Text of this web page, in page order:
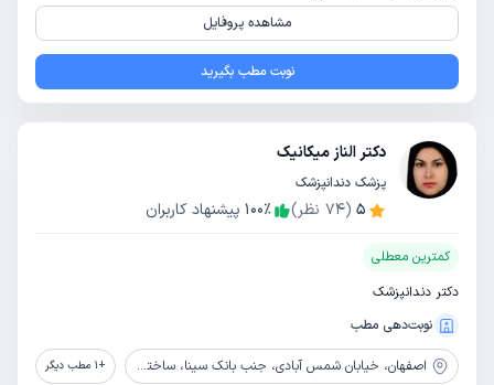
مشاهده پروفایل
نوبت مطب بگیرید
دکتر الناز میکانیک
پزشک دندانپزشک
5
(
74 نظر) 100٪ پیشنهاد کاربران
کمترین معطلی
دکتر دندانپزشک
نوبت‌دهی مطب
اصفهان، خیابان شمس آبادی، جنب بانک سینا، ساختمان دی +
1 مطب دیگر